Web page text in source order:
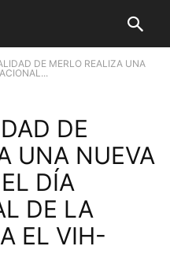
DE MERLO REALIZA UNA
DE
UNA NUEVA
DÍA
DE LA
EL VIH-